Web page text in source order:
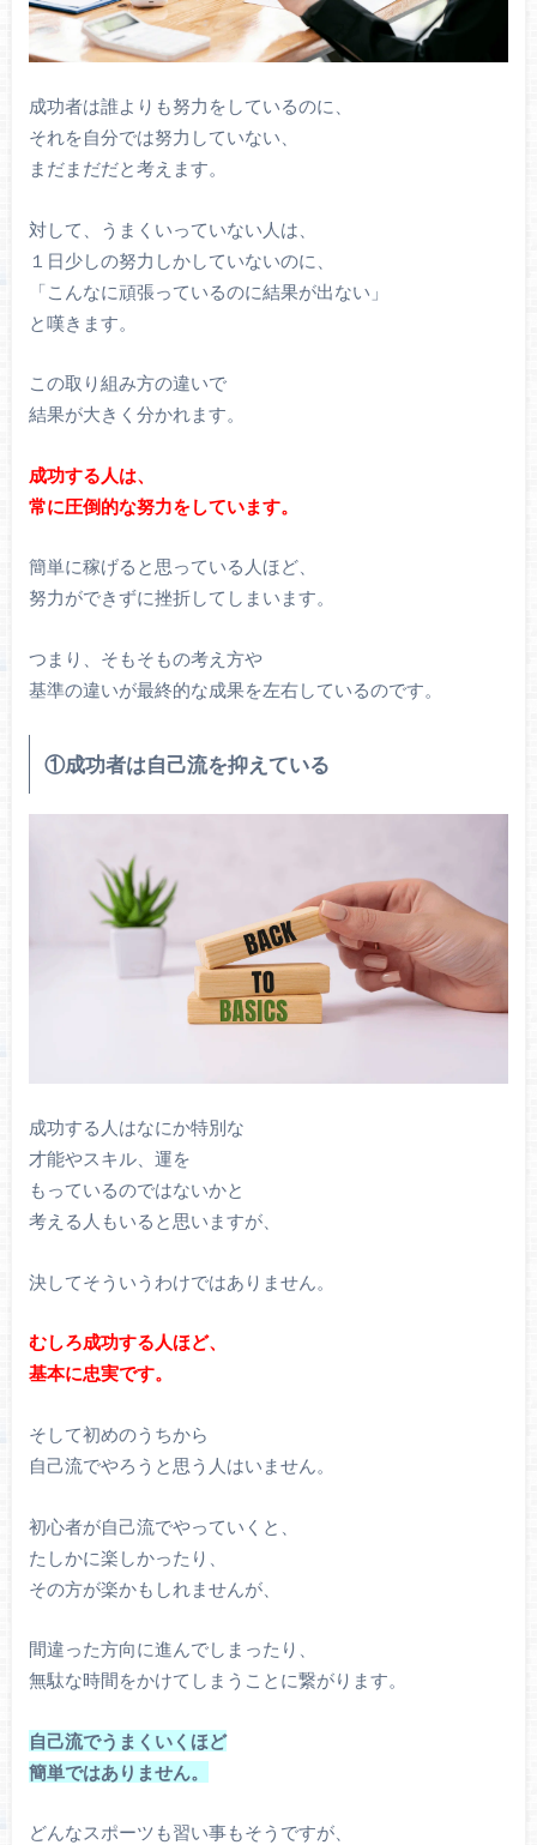
成功者は誰よりも努力をしているのに、
それを自分では努力していない、
まだまだだと考えます。
対して、うまくいっていない人は、
１日少しの努力しかしていないのに、
「こんなに頑張っているのに結果が出ない」
と嘆きます。
この取り組み方の違いで
結果が大きく分かれます。
成功する人は、
常に圧倒的な努力をしています。
簡単に稼げると思っている人ほど、
努力ができずに挫折してしまいます。
つまり、そもそもの考え方や
基準の違いが最終的な成果を左右しているのです。
①成功者は自己流を抑えている
成功する人はなにか特別な
才能やスキル、運を
もっているのではないかと
考える人もいると思いますが、
決してそういうわけではありません。
むしろ成功する人ほど、
基本に忠実です。
そして初めのうちから
自己流でやろうと思う人はいません。
初心者が自己流でやっていくと、
たしかに楽しかったり、
その方が楽かもしれませんが、
間違った方向に進んでしまったり、
無駄な時間をかけてしまうことに繋がります。
自己流でうまくいくほど
簡単ではありません。
どんなスポーツも習い事もそうですが、